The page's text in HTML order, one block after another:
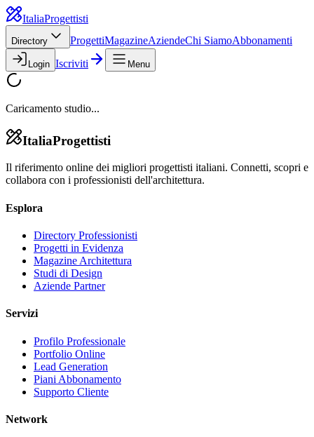
ItaliaProgettisti
Directory ProgettiMagazineAziendeChi SiamoAbbonamenti
Login Iscriviti Menu
Caricamento studio...
ItaliaProgettisti
Il riferimento online dei migliori progettisti italiani. Connetti, scopri e
collabora con i professionisti dell'architettura.
Esplora
Directory Professionisti
Progetti in Evidenza
Magazine Architettura
Studi di Design
Aziende Partner
Servizi
Profilo Professionale
Portfolio Online
Lead Generation
Piani Abbonamento
Supporto Cliente
Network